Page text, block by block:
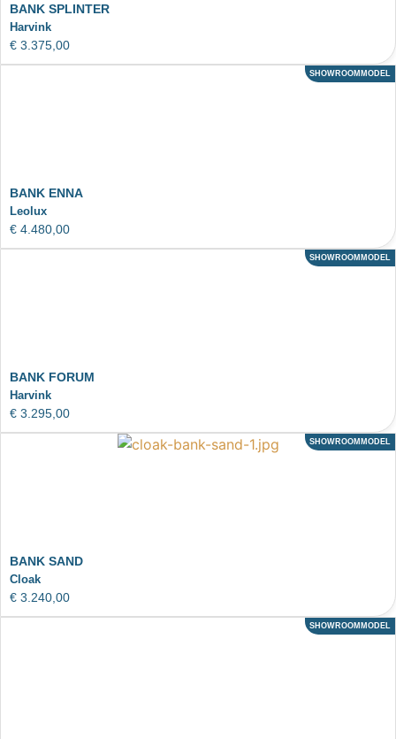
BANK SPLINTER
Harvink
€ 3.375,00
ACTIE
SHOWROOMMODEL
BANK ENNA
Leolux
€ 4.480,00
ACTIE
SHOWROOMMODEL
BANK FORUM
Harvink
€ 3.295,00
ACTIE
SHOWROOMMODEL
BANK SAND
Cloak
€ 3.240,00
ACTIE
SHOWROOMMODEL